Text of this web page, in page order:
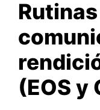
(EOS y